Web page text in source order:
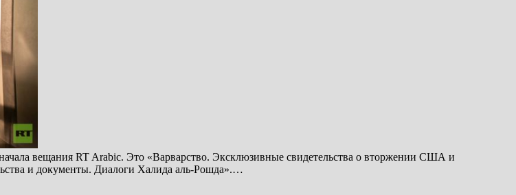
вещания RT Arabic. Это «Варварство. Эксклюзивные свидетельства о вторжении США и
и документы. Диалоги Халида аль-Рошда».…